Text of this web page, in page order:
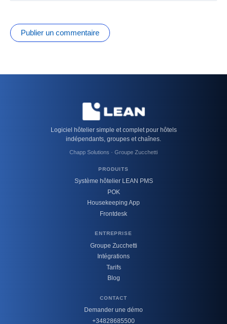
Logiciel hôtelier simple et complet pour hôtels
indépendants, groupes et chaînes.
Chapp Solutions · Groupe Zucchetti
PRODUITS
Système hôtelier LEAN PMS
POK
Housekeeping App
Frontdesk
ENTREPRISE
Groupe Zucchetti
Intégrations
Tarifs
Blog
CONTACT
Demander une démo
+34828685500